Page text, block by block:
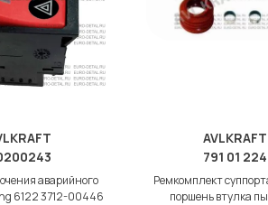
аварийного
6122 3712-00446
AVLKRAFT
791 01 224
Ремкомплект
поршень втулка